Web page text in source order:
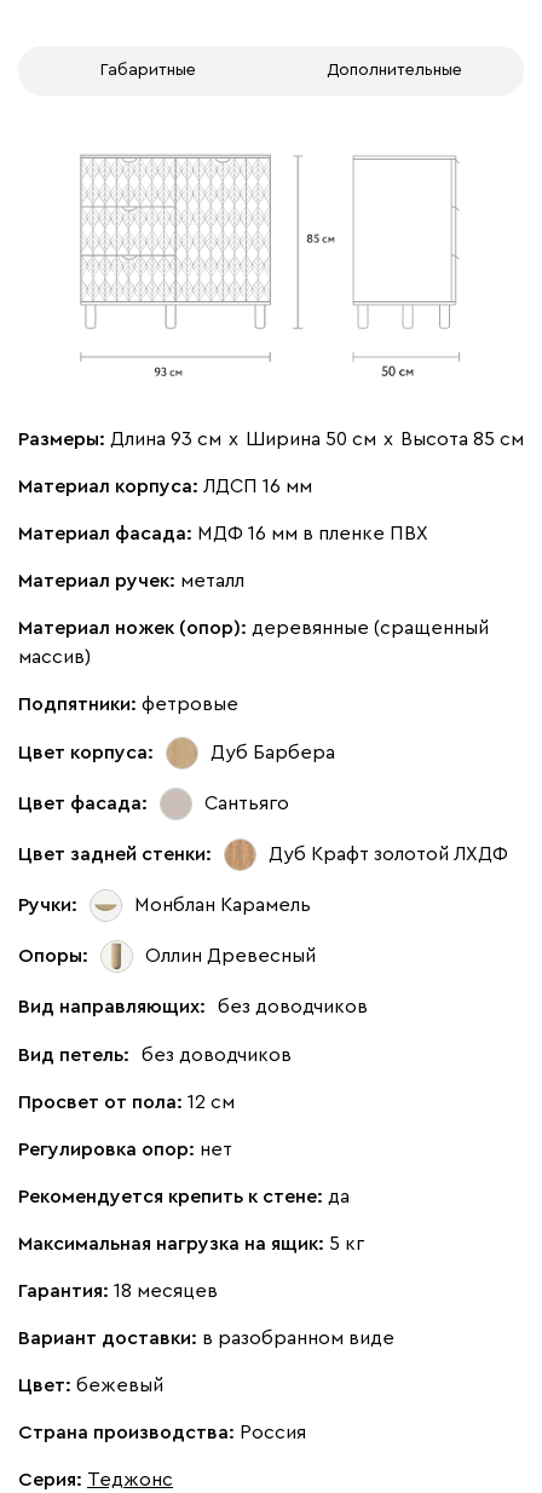
Габаритные Дополнительные
Размеры: Длина 93 см х Ширина 50 см х Высота 85 см
Материал корпуса: ЛДСП 16 мм
Материал фасада: МДФ 16 мм в пленке ПВХ
Материал ручек: металл
Материал ножек (опор): деревянные (сращенный
массив)
Подпятники: фетровые
Цвет корпуса: Дуб Барбера
Цвет фасада: Сантьяго
Цвет задней стенки: Дуб Крафт золотой ЛХДФ
Ручки: Монблан Карамель
Опоры: Оллин Древесный
Вид направляющих: без доводчиков
Вид петель: без доводчиков
Просвет от пола: 12 см
Регулировка опор: нет
Рекомендуется крепить к стене: да
Максимальная нагрузка на ящик: 5 кг
Гарантия: 18 месяцев
Вариант доставки: в разобранном виде
Цвет: бежевый
Страна производства: Россия
Серия: Теджонс